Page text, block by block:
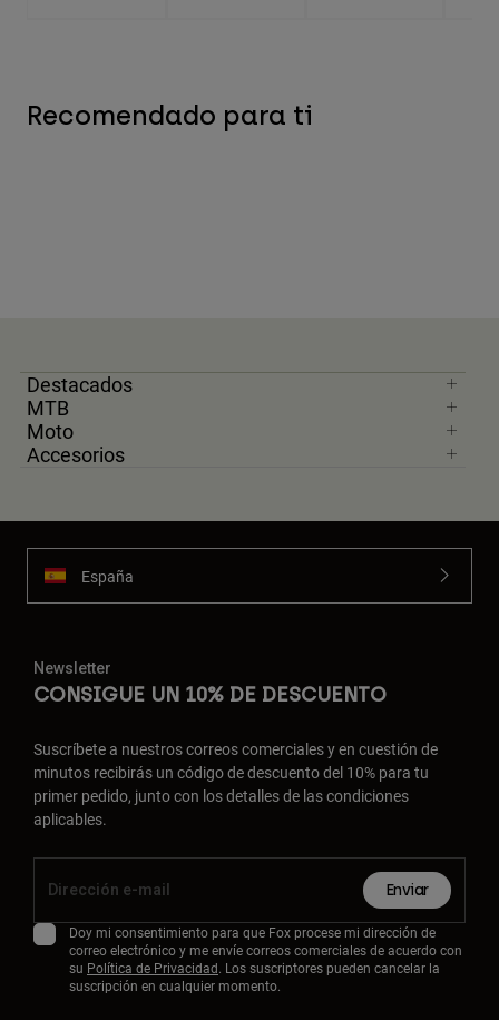
Recomendado para ti
Destacados
MTB
Moto
Accesorios
España
Newsletter
CONSIGUE UN 10% DE DESCUENTO
Suscríbete a nuestros correos comerciales y en cuestión de
minutos recibirás un código de descuento del 10% para tu
primer pedido, junto con los detalles de las condiciones
aplicables.
Enviar
Doy mi consentimiento para que Fox procese mi dirección de
correo electrónico y me envíe correos comerciales de acuerdo con
su Política de Privacidad. Los suscriptores pueden cancelar la
suscripción en cualquier momento.